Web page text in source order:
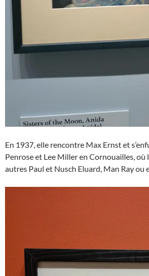
En 1937, elle rencontre Max Ernst et
Penrose et Lee Miller en Cornouailles,
autres Paul et Nusch Eluard, Man Ray ou